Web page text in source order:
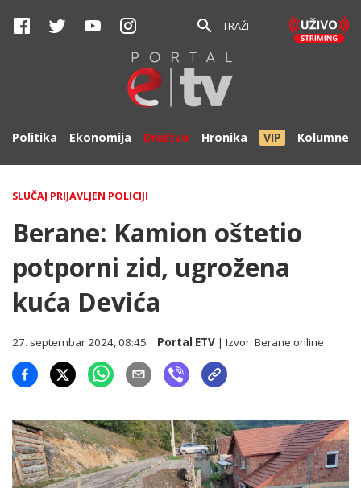
TRAŽI
Politika Ekonomija Društvo Hronika VIP Kolumne
SLUČAJ PRIJAVLJEN POLICIJI
Berane: Kamion oštetio
potporni zid, ugrožena
kuća Devića
27. septembar 2024, 08:45 Portal ETV | Izvor:Berane online